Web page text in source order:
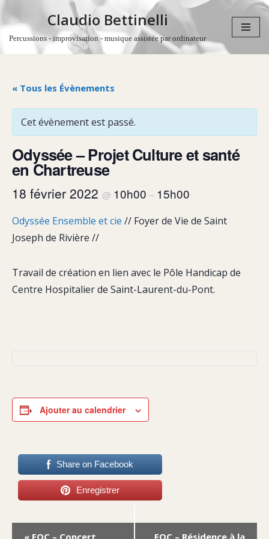
Aller
Claudio Bettinelli
Percussions - improvisation - musique assistée par ordinateur
« Tous les Évènements
Cet évènement est passé.
Odyssée – Projet Culture et santé
en Chartreuse
18 février 2022 @ 10h00 – 15h00
Odyssée Ensemble et cie // Foyer de Vie de Saint
Joseph de Rivière //
Travail de création en lien avec le Pôle Handicap de
Centre Hospitalier de Saint-Laurent-du-Pont.
Ajouter au calendrier
Share on Facebook
Enregistrer
Navigation
« EOC – Concert EOC – Résidence à la